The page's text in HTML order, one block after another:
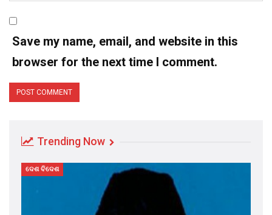
Save my name, email, and website in this
browser for the next time I comment.
Trending Now
ଦେଶ ବିଦେଶ